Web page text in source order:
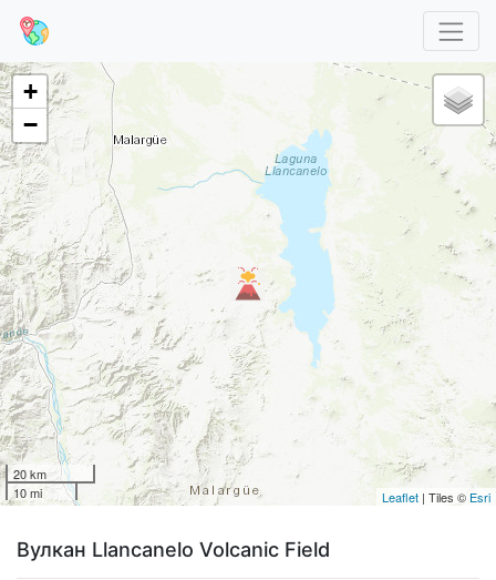
+
−
20 km
10 mi
Leaflet | Tiles © Esri
Вулкан Llancanelo Volcanic Field